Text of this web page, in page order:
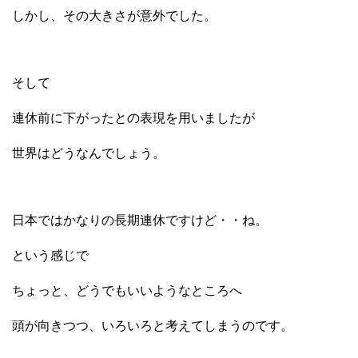
しかし、その大きさが意外でした。
そして
連休前に下がったとの表現を用いましたが
世界はどうなんでしょう。
日本ではかなりの長期連休ですけど・・ね。
という感じで
ちょっと、どうでもいいようなところへ
頭が向きつつ、いろいろと考えてしまうのです。